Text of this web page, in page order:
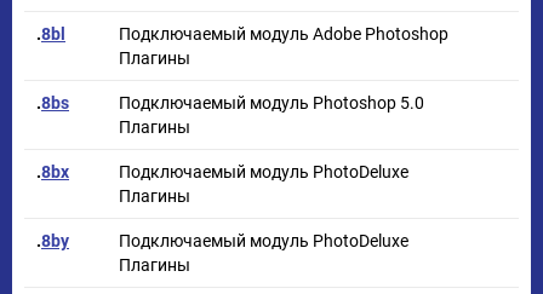
.8bl
Подключаемый модуль Adobe Photoshop
Плагины
.8bs
Подключаемый модуль Photoshop 5.0
Плагины
.8bx
Подключаемый модуль PhotoDeluxe
Плагины
.8by
Подключаемый модуль PhotoDeluxe
Плагины